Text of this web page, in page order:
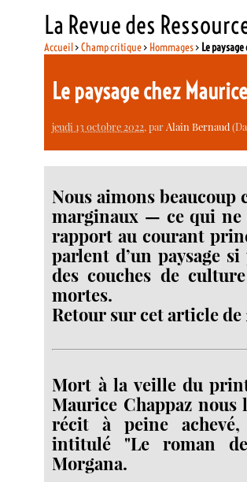
La Revue des
Accueil>Champ critique> Hommages> Le
Le paysage chez
jeudi 13 octobre 2022, parAlain Bernaud
Nous aimons beaucoup
marginaux — ce qui
rapport au courant
parlent d’un paysage
des couches de
mortes.
Retour sur cet article de
Mort à la veille du
Maurice Chappaz
récit à peine achevé,
intitulé "Le roman
Morgana.